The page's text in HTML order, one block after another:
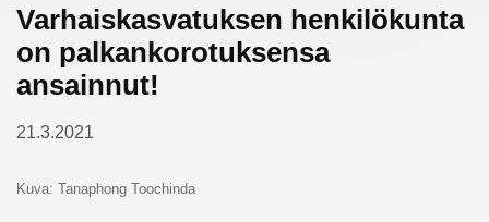
Varhaiskasvatuksen henkilökunta
on palkankorotuksensa
ansainnut!
21.3.2021
Kuva: Tanaphong Toochinda